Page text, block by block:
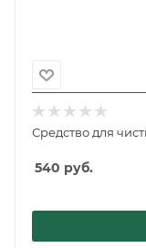
Средство для
540 руб.